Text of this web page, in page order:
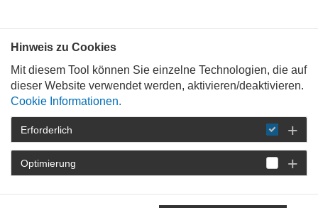
STARTSEITE
BERUFSPRAXIS
BIM
LEITFÄDEN
BROSCHÜRE „BIM AKNW“
Hinweis zu Cookies
Mit diesem Tool können Sie einzelne Technologien, die auf
dieser Website verwendet werden, aktivieren/deaktivieren.
Cookie Informationen.
Erforderlich
Optimierung